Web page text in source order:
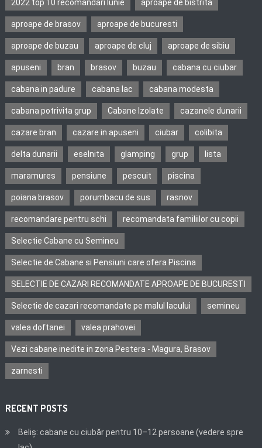
2022 top 10 recomandari Iunie aproape de bistrita
aproape de brasov aproape de bucuresti
aproape de buzau aproape de cluj aproape de sibiu
apuseni bran brasov buzau cabana cu ciubar
cabana in padure cabana lac cabana modesta
cabana potrivita grup Cabane Izolate cazanele dunarii
cazare bran cazare in apuseni ciubar colibita
delta dunarii eselnita glamping grup lista
maramures pensiune pescuit piscina
poiana brasov porumbacu de sus rasnov
recomandare pentru schi recomandata familiilor cu copii
Selectie Cabane cu Semineu
Selectie de Cabane si Pensiuni care ofera Piscina
SELECTIE DE CAZARI RECOMANDATE APROAPE DE BUCURESTI
Selectie de cazari recomandate pe malul lacului semineu
valea doftanei valea prahovei
Vezi cabane inedite in zona Pestera - Magura, Brasov
zarnesti
RECENT POSTS
Beliș: cabane cu ciubăr pentru 10–12 persoane (vedere spre